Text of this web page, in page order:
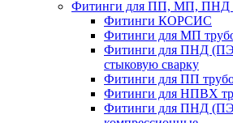
Фитинги для ПП, МП, ПНД
Фитинги КОРСИС
Фитинги для МП
Фитинги для ПНД
стыковую сварку
Фитинги для ПП
Фитинги для НПВХ
Фитинги для ПНД